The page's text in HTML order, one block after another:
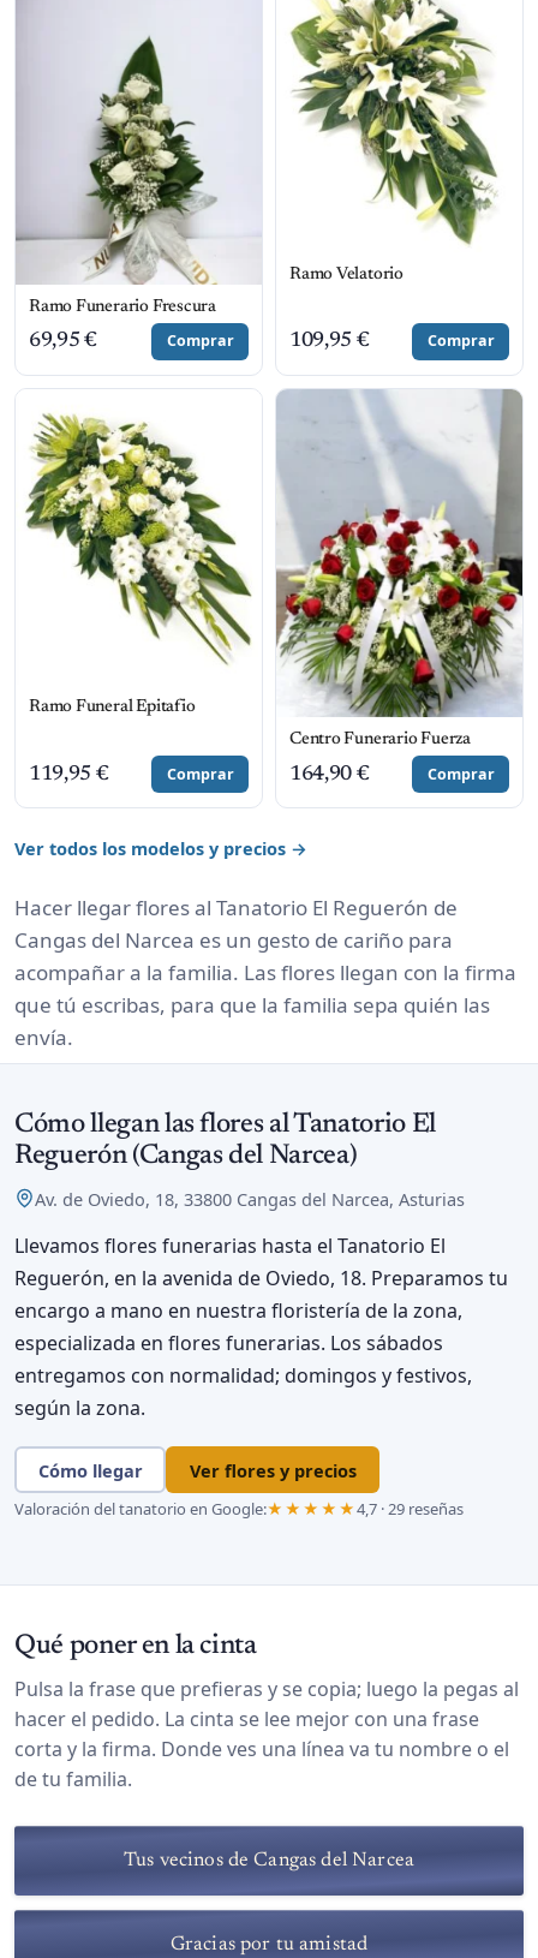
Ramo Funerario Frescura
69,95 € Comprar
Ramo Velatorio
109,95 € Comprar
Ramo Funeral Epitafio
119,95 € Comprar
Centro Funerario Fuerza
164,90 € Comprar
Ver todos los modelos y precios →
Hacer llegar flores al Tanatorio El Reguerón de
Cangas del Narcea es un gesto de cariño para
acompañar a la familia. Las flores llegan con la firma
que tú escribas, para que la familia sepa quién las
envía.
Cómo llegan las flores al Tanatorio El
Reguerón (Cangas del Narcea)
Av. de Oviedo, 18, 33800 Cangas del Narcea, Asturias
Llevamos flores funerarias hasta el Tanatorio El
Reguerón, en la avenida de Oviedo, 18. Preparamos tu
encargo a mano en nuestra floristería de la zona,
especializada en flores funerarias. Los sábados
entregamos con normalidad; domingos y festivos,
según la zona.
Cómo llegar Ver flores y precios
Valoración del tanatorio en Google:★★★★★4,7 · 29 reseñas
Qué poner en la cinta
Pulsa la frase que prefieras y se copia; luego la pegas al
hacer el pedido. La cinta se lee mejor con una frase
corta y la firma. Donde ves una línea va tu nombre o el
de tu familia.
Tus vecinos de Cangas del Narcea
Gracias por tu amistad